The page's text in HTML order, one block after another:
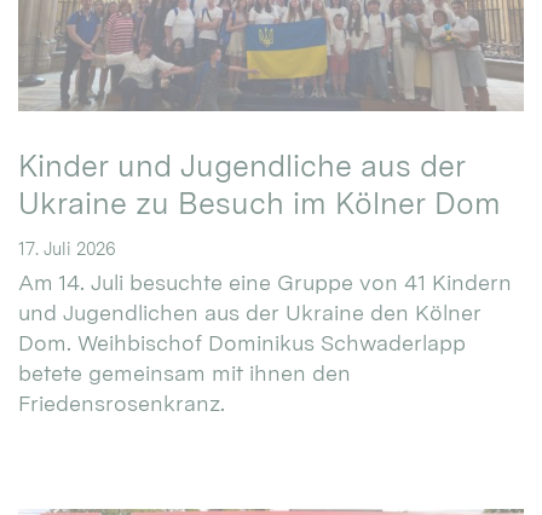
Kinder und Jugendliche aus der
Ukraine zu Besuch im Kölner Dom
17. Juli 2026
Am 14. Juli besuchte eine Gruppe von 41 Kindern
und Jugendlichen aus der Ukraine den Kölner
Dom. Weihbischof Dominikus Schwaderlapp
betete gemeinsam mit ihnen den
Friedensrosenkranz.